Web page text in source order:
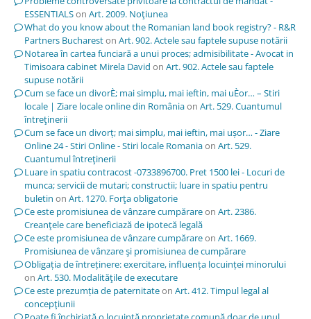
ESSENTIALSon Art. 2009. Noţiunea
What do you know about the Romanian land book registry? - R&R
Partners Buchareston Art. 902. Actele sau faptele supuse notării
Notarea în cartea funciară a unui proces; admisibilitate - Avocat in
Timisoara cabinet Mirela David on Art. 902. Actele sau faptele
supuse notării
Cum se face un divorÈ; mai simplu, mai ieftin, mai uÈor… – Stiri
locale | Ziare locale online din Româniaon Art. 529. Cuantumul
întreţinerii
Cum se face un divorț; mai simplu, mai ieftin, mai ușor… - Ziare
Online 24 - Stiri Online - Stiri locale Romaniaon Art. 529.
Cuantumul întreţinerii
Luare in spatiu contracost -0733896700. Pret 1500 lei - Locuri de
munca; servicii de mutari; constructii; luare in spatiu pentru
buletin on Art. 1270. Forţa obligatorie
Ce este promisiunea de vânzare cumpărareon Art. 2386.
Creanţele care beneficiază de ipotecă legală
Ce este promisiunea de vânzare cumpărareon Art. 1669.
Promisiunea de vânzare şi promisiunea de cumpărare
Obligația de întreținere: exercitare, influența locuinței minorului
on Art. 530. Modalităţile de executare
Ce este prezumția de paternitateon Art. 412. Timpul legal al
concepţiunii